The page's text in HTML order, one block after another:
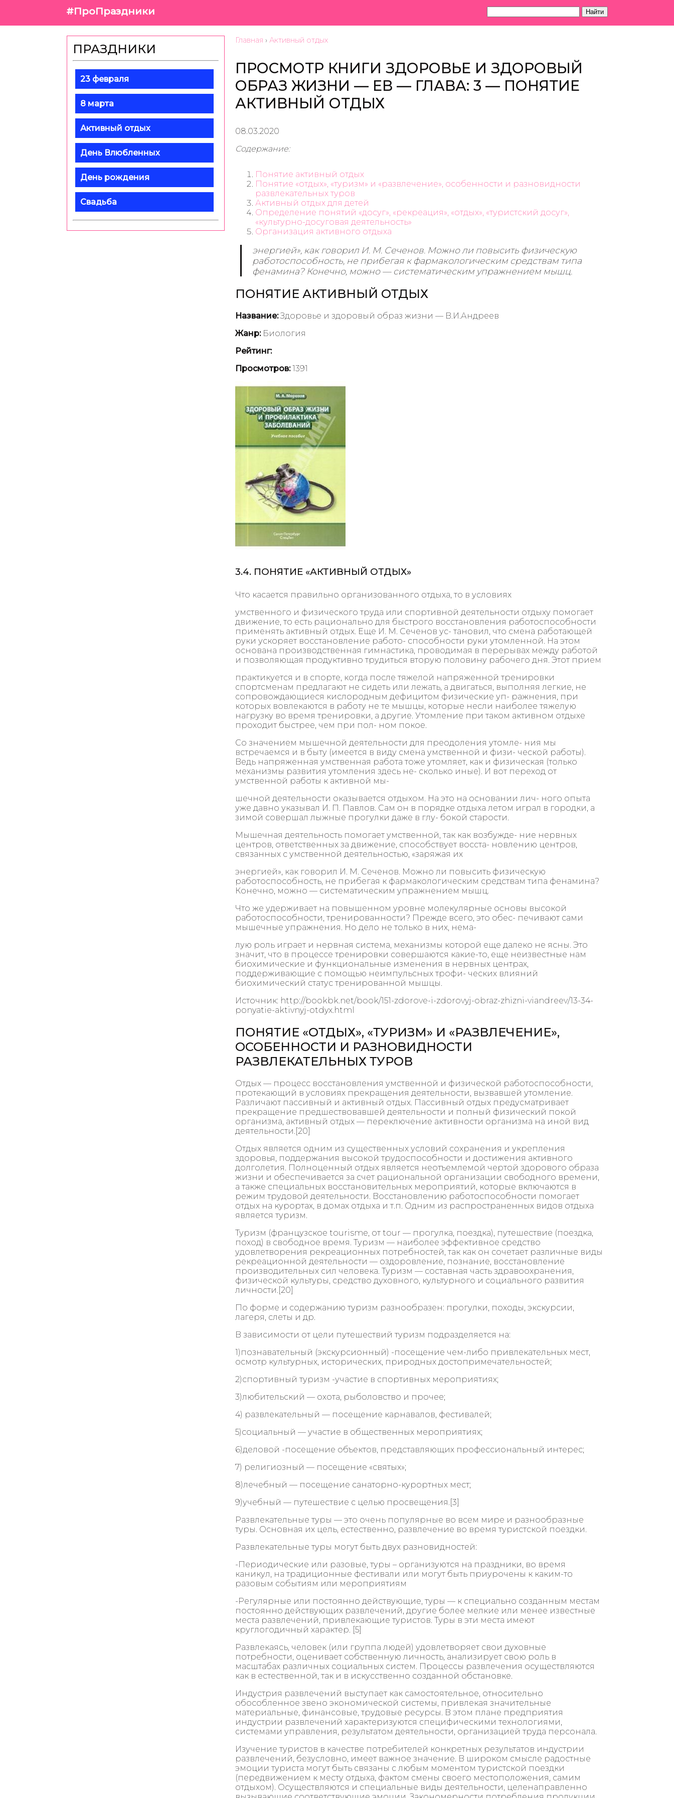
#ПроПраздники Найти
ПРАЗДНИКИ
23 февраля
8 марта
Активный отдых
День Влюбленных
День рождения
Свадьба
Главная ›Активный отдых
ПРОСМОТР КНИГИ ЗДОРОВЬЕ И ЗДОРОВЫЙ
ОБРАЗ ЖИЗНИ — ЕВ — ГЛАВА: 3 — ПОНЯТИЕ
АКТИВНЫЙ ОТДЫХ
08.03.2020
Содержание:
Понятие активный отдых
Понятие «отдых», «туризм» и «развлечение», особенности и разновидности
развлекательных туров
Активный отдых для детей
Определение понятий «досуг», «рекреация», «отдых», «туристский досуг»,
«культурно-досуговая деятельность»
Организация активного отдыха
энергией», как говорил И. М. Сеченов. Можно ли повысить физическую
работоспособность, не прибегая к фармакологическим средствам типа
фенамина? Конечно, можно — систематическим упражнением мышц.
ПОНЯТИЕ АКТИВНЫЙ ОТДЫХ
Название:Здоровье и здоровый образ жизни — В.И.Андреев
Жанр:Биология
Рейтинг:
Просмотров:1391
3.4. ПОНЯТИЕ «АКТИВНЫЙ ОТДЫХ»
Что касается правильно организованного отдыха, то в условиях
умственного и физического труда или спортивной деятельности отдыху помогает
движение, то есть рационально для быстрого восстановления работоспособности
применять активный отдых. Еще И. М. Сеченов ус- тановил, что смена работающей
руки ускоряет восстановление работо- способности руки утомленной. На этом
основана производственная гимнастика, проводимая в перерывах между работой
и позволяющая продуктивно трудиться вторую половину рабочего дня. Этот прием
практикуется и в спорте, когда после тяжелой напряженной тренировки
спортсменам предлагают не сидеть или лежать, а двигаться, выполняя легкие, не
сопровождающиеся кислородным дефицитом физические уп- ражнения, при
которых вовлекаются в работу не те мышцы, которые несли наиболее тяжелую
нагрузку во время тренировки, а другие. Утомление при таком активном отдыхе
проходит быстрее, чем при пол- ном покое.
Со значением мышечной деятельности для преодоления утомле- ния мы
встречаемся и в быту (имеется в виду смена умственной и физи- ческой работы).
Ведь напряженная умственная работа тоже утомляет, как и физическая (только
механизмы развития утомления здесь не- сколько иные). И вот переход от
умственной работы к активной мы-
шечной деятельности оказывается отдыхом. На это на основании лич- ного опыта
уже давно указывал И. П. Павлов. Сам он в порядке отдыха летом играл в городки, а
зимой совершал лыжные прогулки даже в глу- бокой старости.
Мышечная деятельность помогает умственной, так как возбужде- ние нервных
центров, ответственных за движение, способствует восста- новлению центров,
связанных с умственной деятельностью, «заряжая их
энергией», как говорил И. М. Сеченов. Можно ли повысить физическую
работоспособность, не прибегая к фармакологическим средствам типа фенамина?
Конечно, можно — систематическим упражнением мышц.
Что же удерживает на повышенном уровне молекулярные основы высокой
работоспособности, тренированности? Прежде всего, это обес- печивают сами
мышечные упражнения. Но дело не только в них, нема-
лую роль играет и нервная система, механизмы которой еще далеко не ясны. Это
значит, что в процессе тренировки совершаются какие-то, еще неизвестные нам
биохимические и функциональные изменения в нервных центрах,
поддерживающие с помощью неимпульсных трофи- ческих влияний
биохимический статус тренированной мышцы.
Источник: http://bookbk.net/book/151-zdorove-i-zdorovyj-obraz-zhizni-viandreev/13-34-
ponyatie-aktivnyj-otdyx.html
ПОНЯТИЕ «ОТДЫХ», «ТУРИЗМ» И «РАЗВЛЕЧЕНИЕ»,
ОСОБЕННОСТИ И РАЗНОВИДНОСТИ
РАЗВЛЕКАТЕЛЬНЫХ ТУРОВ
Отдых — процесс восстановления умственной и физической работоспособности,
протекающий в условиях прекращения деятельности, вызвавшей утомление.
Различают пассивный и активный отдых. Пассивный отдых предусматривает
прекращение предшествовавшей деятельности и полный физический покой
организма, активный отдых — переключение активности организма на иной вид
деятельности.[20]
Отдых является одним из существенных условий сохранения и укрепления
здоровья, поддержания высокой трудоспособности и достижения активного
долголетия. Полноценный отдых является неотъемлемой чертой здорового образа
жизни и обеспечивается за счет рациональной организации свободного времени,
а также специальных восстановительных мероприятий, которые включаются в
режим трудовой деятельности. Восстановлению работоспособности помогает
отдых на курортах, в домах отдыха и т.п. Одним из распространенных видов отдыха
является туризм.
Туризм (французское tourisme, от tour — прогулка, поездка), путешествие (поездка,
поход) в свободное время. Туризм — наиболее эффективное средство
удовлетворения рекреационных потребностей, так как он сочетает различные виды
рекреационной деятельности — оздоровление, познание, восстановление
производительных сил человека. Туризм — составная часть здравоохранения,
физической культуры, средство духовного, культурного и социального развития
личности.[20]
По форме и содержанию туризм разнообразен: прогулки, походы, экскурсии,
лагеря, слеты и др.
В зависимости от цели путешествий туризм подразделяется на:
1)познавательный (экскурсионный) -посещение чем-либо привлекательных мест,
осмотр культурных, исторических, природных достопримечательностей;
2)спортивный туризм -участие в спортивных мероприятиях;
3)любительский — охота, рыболовство и прочее;
4) развлекательный — посещение карнавалов, фестивалей;
5)социальный — участие в общественных мероприятиях;
6)деловой -посещение объектов, представляющих профессиональный интерес;
7) религиозный — посещение «святых»;
8)лечебный — посещение санаторно-курортных мест;
9)учебный — путешествие с целью просвещения.[3]
Развлекательные туры — это очень популярные во всем мире и разнообразные
туры. Основная их цель, естественно, развлечение во время туристской поездки.
Развлекательные туры могут быть двух разновидностей:
-Периодические или разовые, туры – организуются на праздники, во время
каникул, на традиционные фестивали или могут быть приурочены к каким-то
разовым событиям или мероприятиям
-Регулярные или постоянно действующие, туры — к специально созданным местам
постоянно действующих развлечений, другие более мелкие или менее известные
места развлечений, привлекающие туристов. Туры в эти места имеют
круглогодичный характер. [5]
Развлекаясь, человек (или группа людей) удовлетворяет свои духовные
потребности, оценивает собственную личность, анализирует свою роль в
масштабах различных социальных систем. Процессы развлечения осуществляются
как в естественной, так и в искусственно созданной обстановке.
Индустрия развлечений выступает как самостоятельное, относительно
обособленное звено экономической системы, привлекая значительные
материальные, финансовые, трудовые ресурсы. В этом плане предприятия
индустрии развлечений характеризуются специфическими технологиями,
системами управления, результатом деятельности, организацией труда персонала.
Изучение туристов в качестве потребителей конкретных результатов индустрии
развлечений, безусловно, имеет важное значение. В широком смысле радостные
эмоции туриста могут быть связаны с любым моментом туристской поездки
(передвижением к месту отдыха, фактом смены своего местоположения, самим
отдыхом). Осуществляются и специальные виды деятельности, целенаправленно